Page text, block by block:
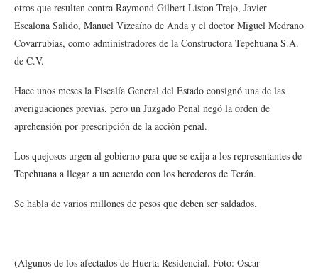
otros que resulten contra Raymond Gilbert Liston Trejo, Javier
Escalona Salido, Manuel Vizcaíno de Anda y el doctor Miguel Medrano
Covarrubias, como administradores de la Constructora Tepehuana S.A.
de C.V.
Hace unos meses la Fiscalía General del Estado consignó una de las
averiguaciones previas, pero un Juzgado Penal negó la orden de
aprehensión por prescripción de la acción penal.
Los quejosos urgen al gobierno para que se exija a los representantes de
Tepehuana a llegar a un acuerdo con los herederos de Terán.
Se habla de varios millones de pesos que deben ser saldados.
(Algunos de los afectados de Huerta Residencial. Foto: Oscar